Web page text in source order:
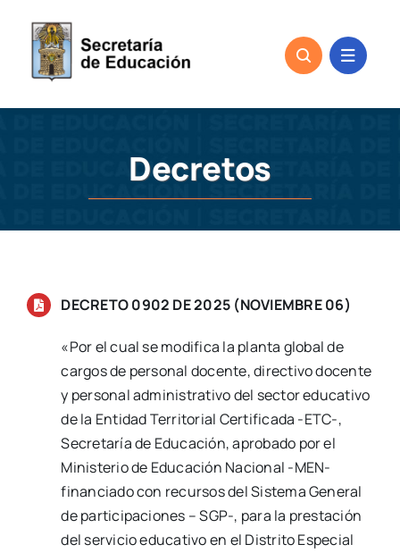
content
Decretos
DECRETO 0902 DE 2025 (NOVIEMBRE 06)
«Por el cual se modifica la planta global de
cargos de personal docente, directivo docente
y personal administrativo del sector educativo
de la Entidad Territorial Certificada -ETC-,
Secretaría de Educación, aprobado por el
Ministerio de Educación Nacional -MEN-
financiado con recursos del Sistema General
de participaciones – SGP-, para la prestación
del servicio educativo en el Distrito Especial